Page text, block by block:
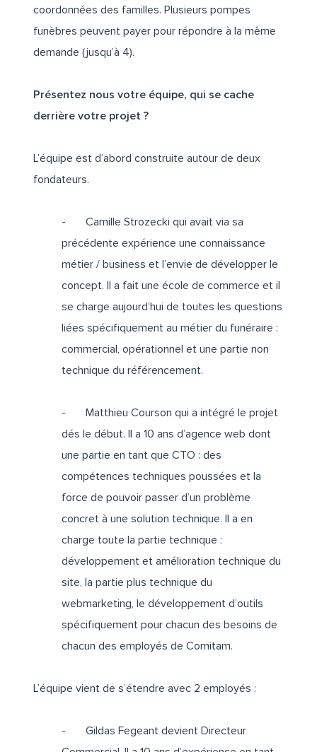
coordonnées des familles. Plusieurs pompes
funèbres peuvent payer pour répondre à la même
demande (jusqu’à 4).
Présentez nous votre équipe, qui se cache
derrière votre projet ?
L’équipe est d’abord construite autour de deux
fondateurs.
- Camille Strozecki qui avait via sa
précédente expérience une connaissance
métier / business et l’envie de développer le
concept. Il a fait une école de commerce et il
se charge aujourd’hui de toutes les questions
liées spécifiquement au métier du funéraire :
commercial, opérationnel et une partie non
technique du référencement.
- Matthieu Courson qui a intégré le projet
dés le début. Il a 10 ans d’agence web dont
une partie en tant que CTO : des
compétences techniques poussées et la
force de pouvoir passer d’un problème
concret à une solution technique. Il a en
charge toute la partie technique :
développement et amélioration technique du
site, la partie plus technique du
webmarketing, le développement d’outils
spécifiquement pour chacun des besoins de
chacun des employés de Comitam.
L’équipe vient de s’étendre avec 2 employés :
- Gildas Fegeant devient Directeur